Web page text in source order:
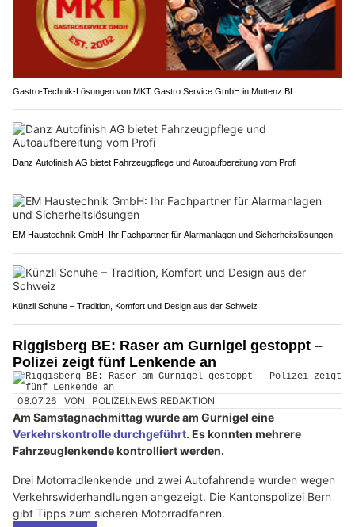
Gastro-Technik-Lösungen von MKT Gastro Service GmbH in Muttenz BL
Danz Autofinish AG bietet Fahrzeugpflege und Autoaufbereitung vom Profi
EM Haustechnik GmbH: Ihr Fachpartner für Alarmanlagen und Sicherheitslösungen
Künzli Schuhe – Tradition, Komfort und Design aus der Schweiz
Riggisberg BE: Raser am Gurnigel gestoppt –
Polizei zeigt fünf Lenkende an
08.07.26 VON POLIZEI.NEWS REDAKTION
Am Samstagnachmittag wurde am Gurnigel eine
Verkehrskontrolle durchgeführt. Es konnten mehrere
Fahrzeuglenkende kontrolliert werden.
Drei Motorradlenkende und zwei Autofahrende wurden wegen
Verkehrswiderhandlungen angezeigt. Die Kantonspolizei Bern
gibt Tipps zum sicheren Motorradfahren.